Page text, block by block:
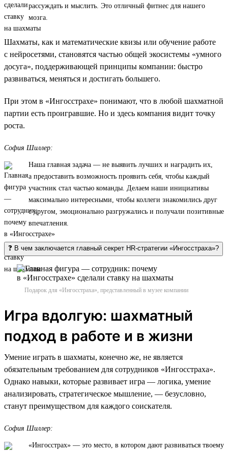
рассуждать и мыслить. Это отличный фитнес для нашего
мозга.
Шахматы, как и математические квизы или обучение работе
с нейросетями, становятся частью общей экосистемы «умного
досуга», поддерживающей принципы компании: быстро
развиваться, меняться и достигать большего.
При этом в «Ингосстрахе» понимают, что в любой шахматной
партии есть проигравшие. Но и здесь компания видит точку
роста.
София Шиллер:
Наша главная задача — не выявить лучших и наградить их,
а предоставить возможность проявить себя, чтобы каждый
участник стал частью команды. Делаем наши инициативы
максимально интересными, чтобы коллеги знакомились друг
с другом, эмоционально разгружались и получали позитивные
впечатления.
❓ В чем заключается главный секрет HR-стратегии «Ингосстраха»?
Подарок для «Ингосстраха», представленный в музее компании
Игра вдолгую: шахматный
подход в работе и в жизни
Умение играть в шахматы, конечно же, не является
обязательным требованием для сотрудников «Ингосстраха».
Однако навыки, которые развивает игра — логика, умение
анализировать, стратегическое мышление, — безусловно,
станут преимуществом для каждого соискателя.
София Шиллер:
«Ингосстрах» — это место, в котором дают развиваться твоему